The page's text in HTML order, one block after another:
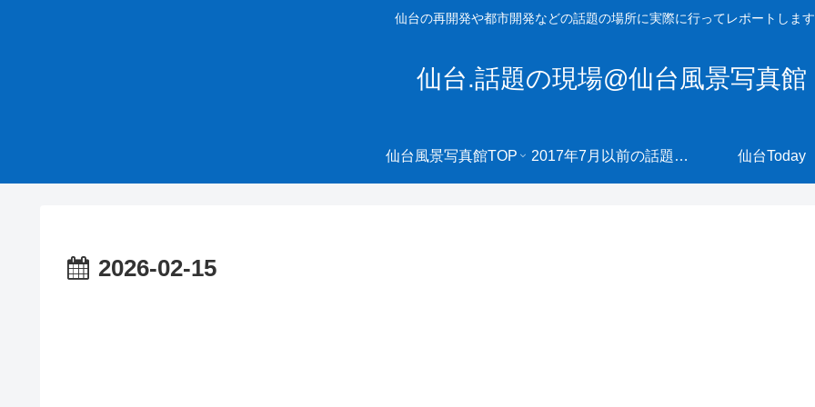
仙台の再開発や都市開発などの話題の場所に実際に行ってレポートしま
仙台.話題の現場@仙台風景写真館
仙台風景写真館TOP 2017年7月以前の話題の現場へ 仙台Today
2026-02-15